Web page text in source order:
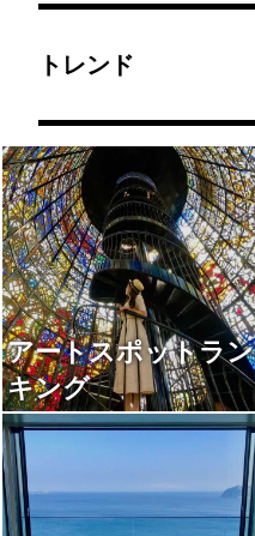
トレンド
アートスポットラン
キング